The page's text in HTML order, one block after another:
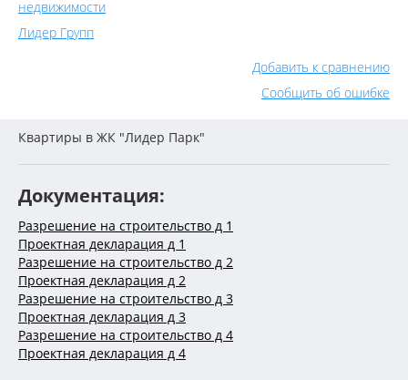
недвижимости
Лидер Групп
Добавить к сравнению
Сообщить об ошибке
Квартиры в ЖК "Лидер Парк"
Документация:
Разрешение на строительство д 1
Проектная декларация д 1
Разрешение на строительство д 2
Проектная декларация д 2
Разрешение на строительство д 3
Проектная декларация д 3
Разрешение на строительство д 4
Проектная декларация д 4